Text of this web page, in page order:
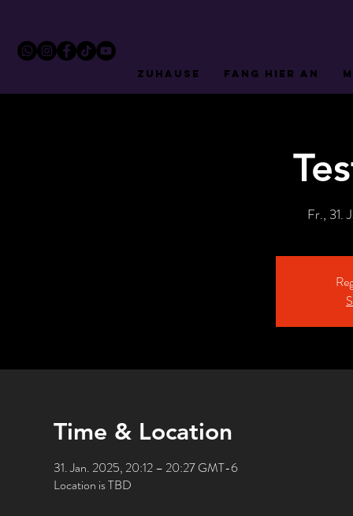
ZUHAUSE FANG HIER AN
Fr., 31.
Time & Location
31. Jan. 2025, 20:12 – 20:27 GMT-6
Location is TBD